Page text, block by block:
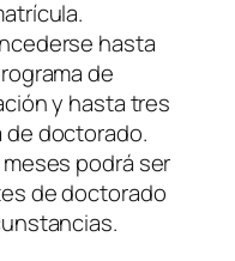
hasta
de
y hasta tres
de doctorado.
podrá ser
de doctorado